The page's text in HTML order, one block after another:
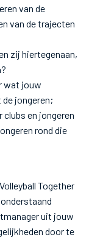
van de
van de trajecten
zij hiertegenaan,
wat jouw
jongeren;
en jongeren
rond die
Together
uit jouw
door te